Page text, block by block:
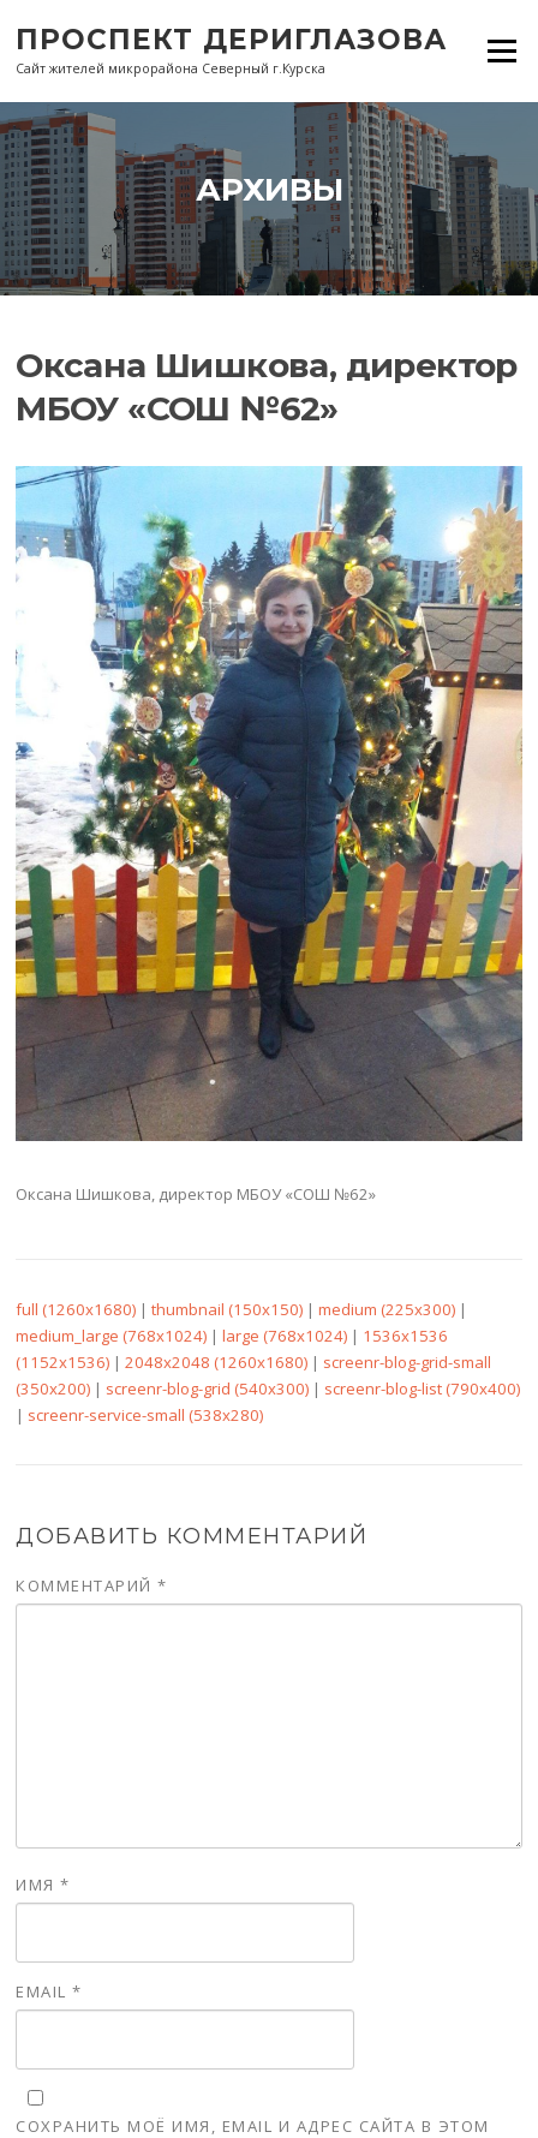
содержанию
ПРОСПЕКТ ДЕРИГЛАЗОВА
Сайт жителей микрорайона Северный г.Курска
Меню
АРХИВЫ
Оксана Шишкова, директор
МБОУ «СОШ №62»
Оксана Шишкова, директор МБОУ «СОШ №62»
full (1260x1680) |thumbnail (150x150) |medium (225x300) |
medium_large (768x1024) |large (768x1024) | 1536x1536
(1152x1536) |2048x2048 (1260x1680) | screenr-blog-grid-small
(350x200) | screenr-blog-grid (540x300) | screenr-blog-list (790x400)
| screenr-service-small (538x280)
ДОБАВИТЬ КОММЕНТАРИЙ
КОММЕНТАРИЙ*
ИМЯ*
EMAIL*
СОХРАНИТЬ МОЁ ИМЯ, EMAIL И АДРЕС САЙТА В ЭТОМ